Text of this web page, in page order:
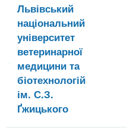
Львівський
національний
університет
ветеринарної
медицини та
біотехнологій
ім. С.З.
Ґжицького